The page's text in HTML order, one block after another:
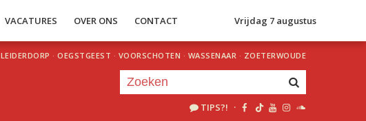
VACATURES OVER ONS CONTACT Vrijdag 7 augustus
LEIDERDORP · OEGSTGEEST · VOORSCHOTEN · WASSENAAR · ZOETERWOUDE
TIPS?! ·